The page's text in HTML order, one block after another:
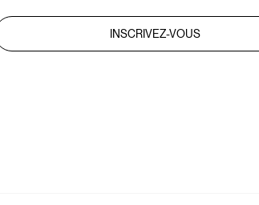
INSCRIVEZ-VOUS